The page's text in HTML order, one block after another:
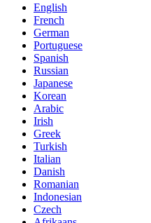
English
French
German
Portuguese
Spanish
Russian
Japanese
Korean
Arabic
Irish
Greek
Turkish
Italian
Danish
Romanian
Indonesian
Czech